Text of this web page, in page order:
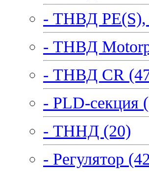
- ТНВД PE(S),
- ТНВД
- ТНВД CR
- PLD-секция
- ТННД (20)
- Регулятор